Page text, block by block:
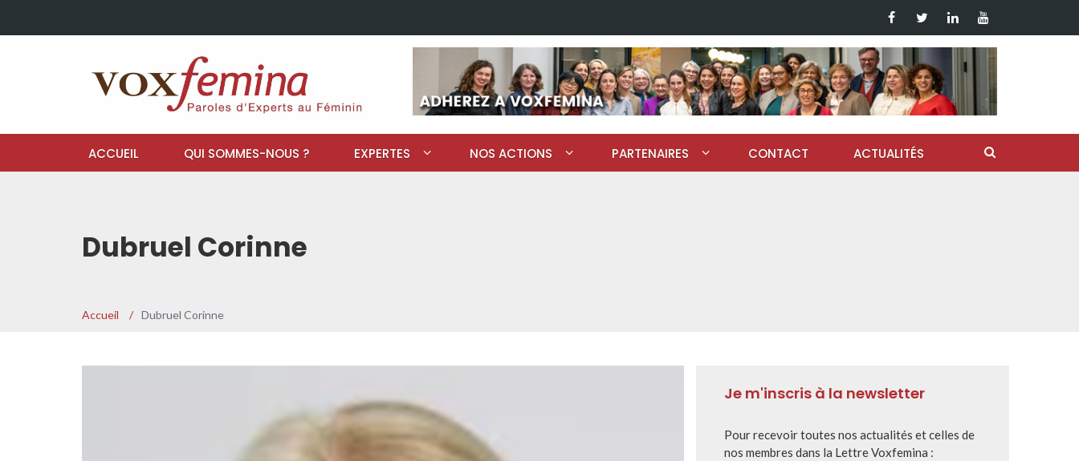
ACCUEIL QUI SOMMES-NOUS ? EXPERTES NOS ACTIONS PARTENAIRES CONTACT ACTUALITÉS
Dubruel Corinne
Accueil / Dubruel Corinne
Je m'inscris à la newsletter
Pour recevoir toutes nos actualités et celles de
nos membres dans la Lettre Voxfemina :